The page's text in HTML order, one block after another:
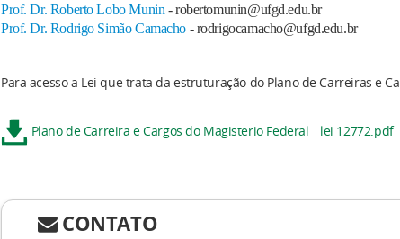
Prof. Dr. Roberto Lobo Munin - robertomunin@ufgd.edu.br
Prof. Dr. Rodrigo Simão Camacho- rodrigocamacho@ufgd.edu.br
Para acesso a Lei que trata da estruturação do Plano de Carreiras e
Plano de Carreira e Cargos do Magisterio Federal _ lei 12772.pdf
CONTATO